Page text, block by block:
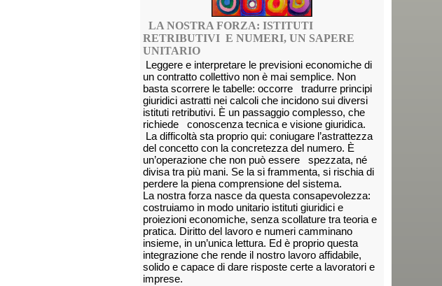
LA NOSTRA FORZA: ISTITUTI
RETRIBUTIVI E NUMERI, UN SAPERE
UNITARIO
Leggere e interpretare le previsioni economiche di
un contratto collettivo non è mai semplice. Non
basta scorrere le tabelle: occorre tradurre principi
giuridici astratti nei calcoli che incidono sui diversi
istituti retributivi. È un passaggio complesso, che
richiede conoscenza tecnica e visione giuridica.
La difficoltà sta proprio qui: coniugare l’astrattezza
del concetto con la concretezza del numero. È
un’operazione che non può essere spezzata, né
divisa tra più mani. Se la si frammenta, si rischia di
perdere la piena comprensione del sistema.
La nostra forza nasce da questa consapevolezza:
costruiamo in modo unitario istituti giuridici e
proiezioni economiche, senza scollature tra teoria e
pratica. Diritto del lavoro e numeri camminano
insieme, in un’unica lettura. Ed è proprio questa
integrazione che rende il nostro lavoro affidabile,
solido e capace di dare risposte certe a lavoratori e
imprese.